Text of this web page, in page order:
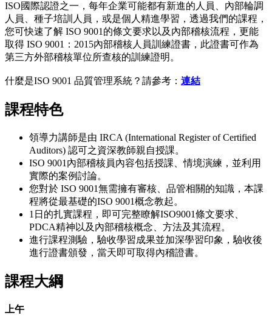
ISO國際認證之一，每年企業可能都有新進的人員、內部輪調
人員、種子培訓人員，或是個人精進學習，透過我們的課程，
您可快速了解 ISO 9001的條文要求以及內部稽核流程，更能
取得 ISO 9001：2015內部稽核人員訓練證書，此證書可作為
第三方外部稽核單位所查核的訓練證明。
什麼是ISO 9001 品質管理系統？請參考： 連結
課程特色
領導力講師是由 IRCA (International Register of Certified
Auditors) 認可之資深教師親自授課。
ISO 9001內部稽核員內容包括授課、情境演練，並利用
實際的案例討論。
您對於 ISO 9001無需擁有審核、品管相關的知識，本課
程將從最基礎的ISO 9001概念教起。
1日的扎實課程，即可完整瞭解ISO9001條文要求、
PDCA精神以及內部稽核概念、方法及其流程。
進行課程測驗，驗收學習成果並加深學習印象，驗收後
進行證書頒發，當天即可取得內稽證書。
課程大綱
上午